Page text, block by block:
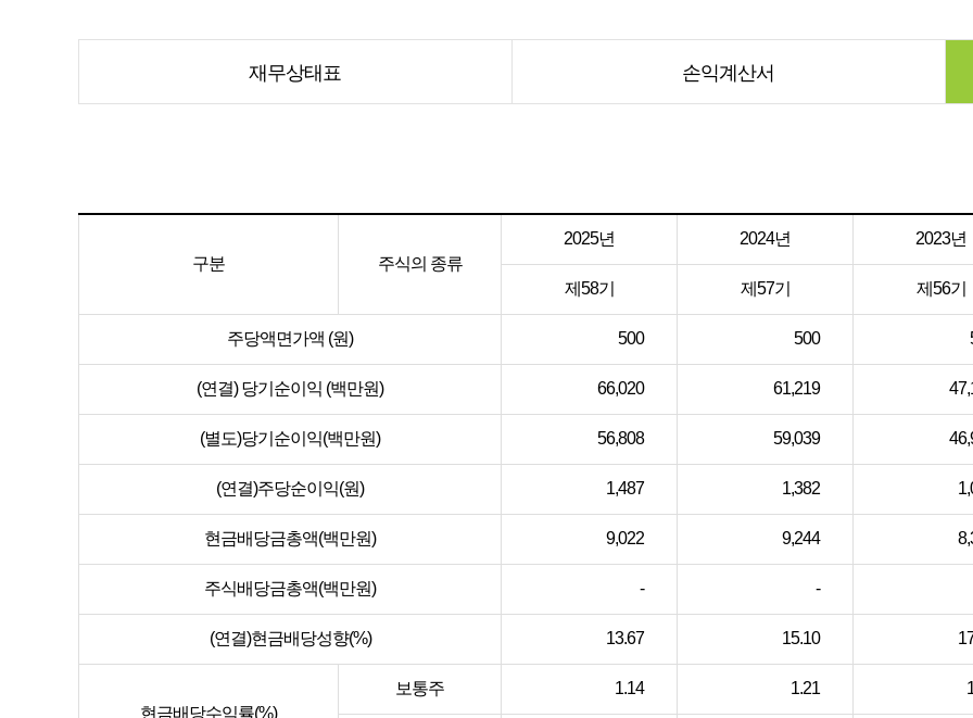
재무상태표 손익계산서
구분 주식의 종류
2025년 2024년 2023년
제58기 제57기 제56기
주당액면가액 (원) 500 500
(연결) 당기순이익 (백만원) 66,020 61,219
(별도)당기순이익(백만원) 56,808 59,039
(연결)주당순이익(원) 1,487 1,382
현금배당금총액(백만원) 9,022 9,244
주식배당금총액(백만원) - -
(연결)현금배당성향(%) 13.67 15.10
현금배당수익률(%)
보통주 1.14 1.21